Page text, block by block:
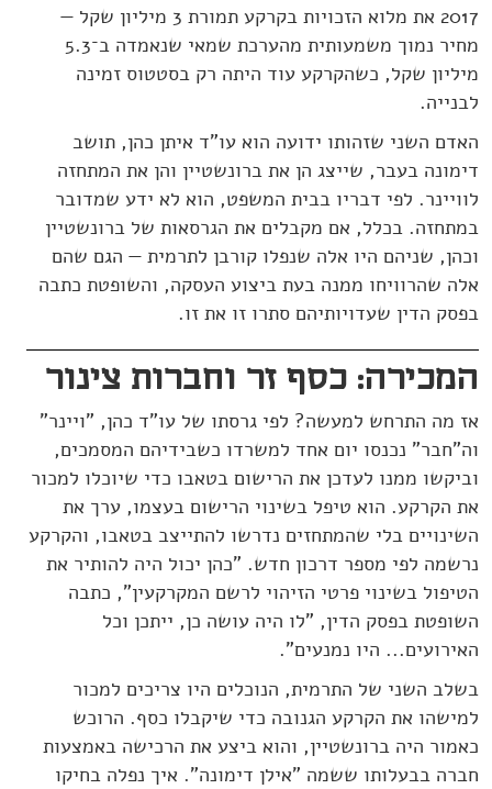
2017 את מלוא הזכויות בקרקע תמורת 3 מיליון שקל ­—
מחיר נמוך משמעותית מהערכת שמאי שנאמדה ב־5.3
מיליון שקל, כשהקרקע עוד היתה רק בסטטוס זמינה
לבנייה.
האדם השני שזהותו ידועה הוא עו"ד איתן כהן, תושב
דימונה בעבר, שייצג הן את ברונשטיין והן את המתחזה
לוויינר. לפי דבריו בבית המשפט, הוא לא ידע שמדובר
במתחזה. בכלל, אם מקבלים את הגרסאות של ברונשטיין
וכהן, שניהם היו אלה שנפלו קורבן לתרמית — הגם שהם
אלה שהרוויחו ממנה בעת ביצוע העסקה, והשופטת כתבה
בפסק הדין שעדויותיהם סתרו זו את זו.
המכירה: כסף זר וחברות צינור
אז מה התרחש למעשה? לפי גרסתו של עו"ד כהן, "ויינר"
וה"חבר" נכנסו יום אחד למשרדו כשבידיהם המסמכים,
וביקשו ממנו לעדכן את הרישום בטאבו כדי שיוכלו למכור
את הקרקע. הוא טיפל בשינוי הרישום בעצמו, ערך את
השינויים בלי שהמתחזים נדרשו להתייצב בטאבו, והקרקע
נרשמה לפי מספר דרכון חדש. "כהן יכול היה להותיר את
הטיפול בשינוי פרטי הזיהוי לרשם המקרקעין", כתבה
השופטת בפסק הדין, "לו היה עושה כן, ייתכן וכל
האירועים... היו נמנעים".
בשלב השני של התרמית, הנוכלים היו צריכים למכור
למישהו את הקרקע הגנובה כדי שיקבלו כסף. הרוכש
כאמור היה ברונשטיין, והוא ביצע את הרכישה באמצעות
חברה בבעלותו ששמה "אילן דימונה". איך נפלה בחיקו